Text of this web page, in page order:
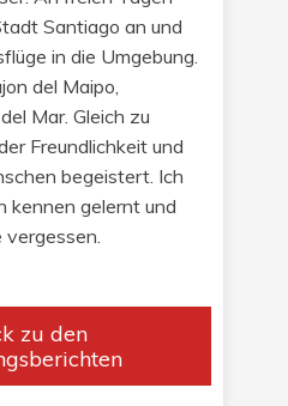
Santiago an und
in die Umgebung.
del Maipo,
Mar. Gleich zu
Freundlichkeit und
begeistert. Ich
kennen gelernt und
zu den